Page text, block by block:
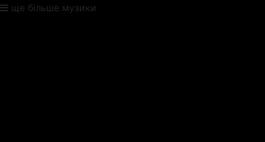
ще більше музики